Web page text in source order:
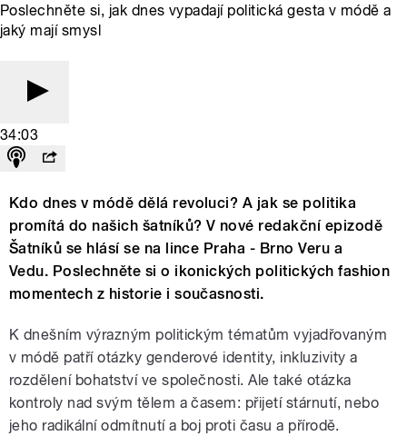
Poslechněte si, jak dnes vypadají politická gesta v módě a
jaký mají smysl
34:03
Kdo dnes v módě dělá revoluci? A jak se politika
promítá do našich šatníků? V nové redakční epizodě
Šatníků se hlásí se na lince Praha - Brno Veru a
Vedu. Poslechněte si o ikonických politických fashion
momentech z historie i současnosti.
K dnešním výrazným politickým tématům vyjadřovaným
v módě patří otázky genderové identity, inkluzivity a
rozdělení bohatství ve společnosti. Ale také otázka
kontroly nad svým tělem a časem: přijetí stárnutí, nebo
jeho radikální odmítnutí a boj proti času a přírodě.